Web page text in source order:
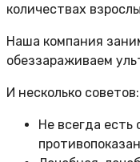
количествах
Наша компания
обеззараживаем
И несколько советов:
Не всегда